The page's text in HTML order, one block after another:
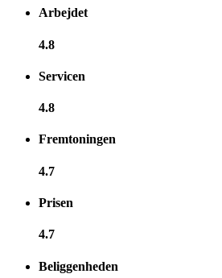
Arbejdet
4.8
Servicen
4.8
Fremtoningen
4.7
Prisen
4.7
Beliggenheden